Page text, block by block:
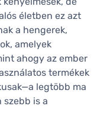
életben ez azt
a hengerek,
amelyek
ahogy az ember
termékek
legtöbb ma
szebb is a